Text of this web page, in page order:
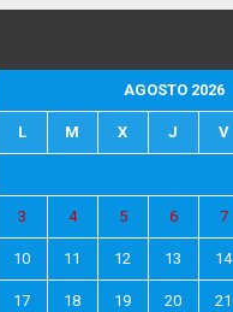
AGOSTO 2026
L M X J V
3 4 5 6 7
10 11 12 13 14
17 18 19 20 21